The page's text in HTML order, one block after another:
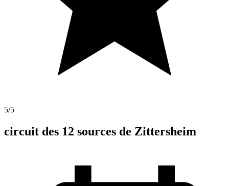
5/5
circuit des 12 sources de Zittersheim